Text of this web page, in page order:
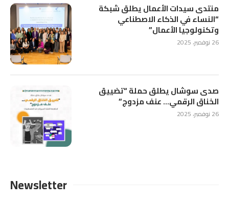
منتدى سيدات الأعمال يطلق شبكة
“النساء في الذكاء الاصطناعي
وتكنولوجيا الأعمال”
26 نوفمبر، 2025
صدى سوشال يطلق حملة “تضييق
الخناق الرقمي… عنف مزدوج”
26 نوفمبر، 2025
Newsletter